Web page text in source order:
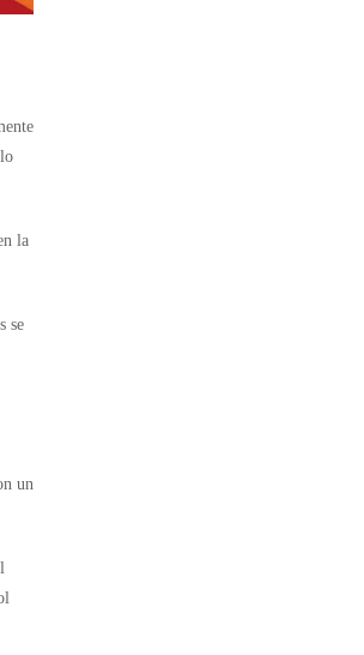
la
se
un